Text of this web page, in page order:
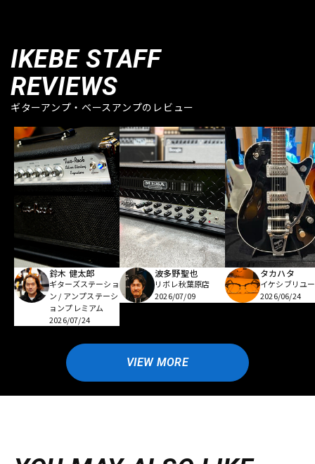
IKEBE STAFF
REVIEWS
ギターアンプ・ベースアンプのレビュー
鈴木 健太郎
ギターズステーショ
ン / アンプステーシ
ョンプレミアム
2026/07/24
波多野聖也
リボレ秋葉原店
2026/07/09
タカハタ
イケシブリユ
2026/06/24
VIEW MORE